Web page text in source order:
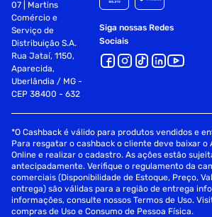
Espessura: 2mm
Comprimento: 5 mt por rolo
07 | Martins
Comércio e
Serviço de
Distribuição S.A.
Rua Jataí, 1150,
Aparecida,
Uberlândia / MG -
CEP 38400 - 632
Siga nossas Redes
Sociais
*O Cashback é válido para produtos vendidos e
Para resgatar o cashback o cliente deve baixar o
Online e realizar o cadastro. As ações estão
antecipadamente. Verifique o regulamento da
comerciais (Disponibilidade de Estoque, Preço,
entrega) são válidas para a região de entrega
informações, consulte nossos Termos de Uso.
compras de Uso e Consumo de Pessoa Física.